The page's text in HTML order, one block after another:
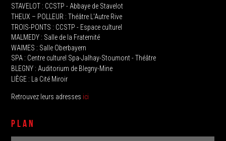
STAVELOT‭ : CCSTP - Abbaye de Stavelot
THEUX‭ – POLLEUR : Théâtre L'Autre Rive
TROIS-PONTS : CCSTP - Espace culturel
MALMEDY : ‬Salle de la Fraternité
WAIMES : Salle Oberbayern
SPA : Centre culturel Spa-Jalhay-Stoumont - Théâtre
BLEGNY : Auditorium de Blegny-Mine
LIÈGE : La Cité Miroir
Retrouvez leurs adresses ici
PLAN